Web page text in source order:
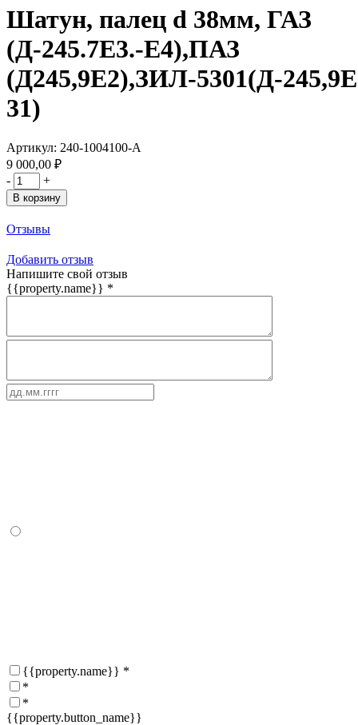
Шатун, палец d 38мм, ГАЗ
(Д-245.7Е3.-Е4),ПАЗ
(Д245,9Е2),ЗИЛ-5301(Д-
31)
Артикул: 240-1004100-А
9 000,00 ₽
-
+
В корзину
Отзывы
Добавить отзыв
Напишите свой отзыв
{{property.name}} *
{{property.name}} *
*
*
{{property.button_name}}